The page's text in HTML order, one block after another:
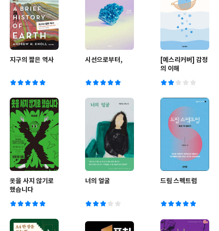
지구의 짧은 역사 시선으로부터,
[예스리커버] 감정
의 이해
옷을 사지 않기로
했습니다
너의 얼굴 드림 스펙트럼